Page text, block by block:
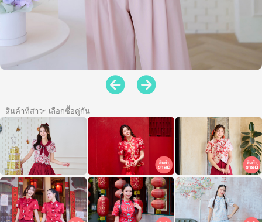
สินค้าที่สาวๆ เลือกซื้อคู่กัน